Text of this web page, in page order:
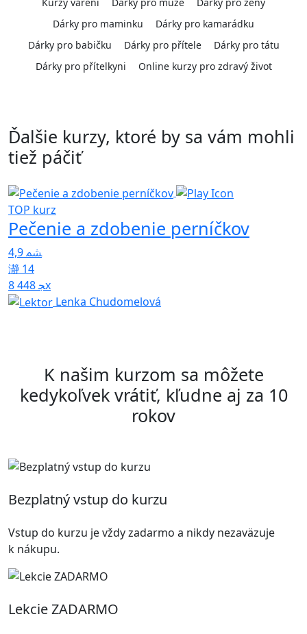
Dárky pro maminku
Dárky pro kamarádku
Dárky pro babičku
Dárky pro přítele
Dárky pro tátu
Dárky pro přítelkyni
Online kurzy pro zdravý život
Ďalšie kurzy, ktoré by sa vám mohli
tiež páčiť
TOP kurz
Pečenie a zdobenie perníčkov
4,9
14
8 448x
Lenka Chudomelová
K našim kurzom sa môžete
kedykoľvek vrátiť, kľudne aj za 10
rokov
Bezplatný vstup do kurzu
Vstup do kurzu je vždy zadarmo a nikdy nezaväzuje
k nákupu.
Lekcie ZADARMO